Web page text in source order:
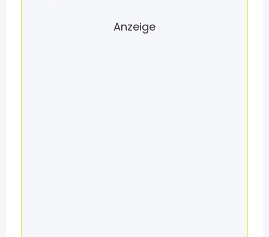
Anzeige